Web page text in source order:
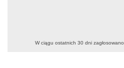
W ciągu ostatnich 30 dni zagłosowano